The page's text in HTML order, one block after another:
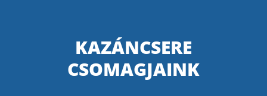
KAZÁNCSERE
CSOMAGJAINK